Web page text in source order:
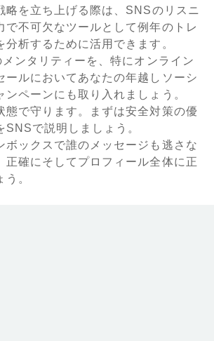
略を立ち上げる際は、SNSのリスニ
で不可欠なツールとして例年のトレ
分析するために活用できます。
メンタリティーを、特にオンライン
ールにおいてあなたの年越しソーシ
ンペーンにも取り入れましょう。
態で守ります。まずは安全対策の優
SNSで説明しましょう。
ボックスで誰のメッセージも逃さな
正確にそしてプロフィール全体に正
。